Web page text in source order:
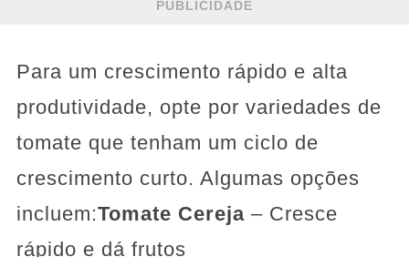
PUBLICIDADE
Para um crescimento rápido e alta
produtividade, opte por variedades de
tomate que tenham um ciclo de
crescimento curto. Algumas opções
incluem:Tomate Cereja– Cresce
rápido e dá frutos